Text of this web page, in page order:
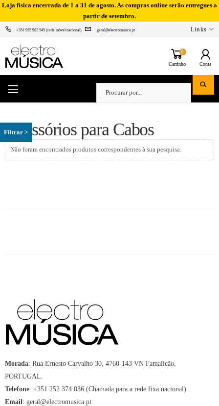
Loja física encerrada de 1 a 31 de agosto. As compras online serão entregues a
partir de setembro.
+351 925 982 545 (rede móvel nacional) geral@electromusica.pt Links
0
Carrinho Conta
Acessórios para Cabos
Não foram encontrados produtos correspondentes à sua pesquisa.
Morada: Rua Ernesto Carvalho 30, 4760-143 VN Famalicão,
PORTUGAL.
Telefone: +351 252 374 036 (Chamada para a rede fixa nacional)
Email: geral@electromusica.pt